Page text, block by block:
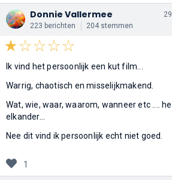
Donnie Vallermee
223 berichten 204 stemmen
Ik vind het persoonlijk een kut film...
Warrig, chaotisch en misselijkmakend.
Wat, wie, waar, waarom, wanneer etc ....
elkander...
Nee dit vind ik persoonlijk echt niet goed.
1